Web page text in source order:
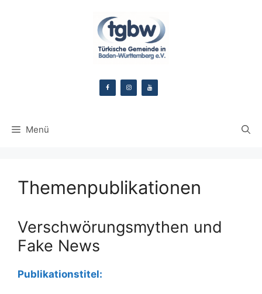
Menü
Themenpublikationen
Verschwörungsmythen und
Fake News
Publikationstitel: